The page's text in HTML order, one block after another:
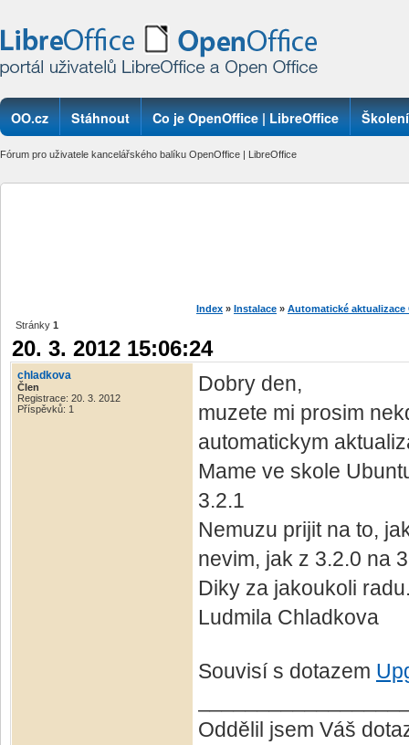
OO.cz Stáhnout Co je OpenOffice | LibreOffice Školení
Fórum pro uživatele kancelářského balíku OpenOffice | LibreOffice
Index » Instalace » Automatické
Stránky 1
20. 3. 2012 15:06:24
chladkova
Člen
Registrace: 20. 3. 2012
Příspěvků: 1
Dobry den,
muzete mi prosim
automatickym
Mame ve skole
3.2.1
Nemuzu prijit na to,
nevim, jak z 3.2.0 na
Diky za jakoukoli
Ludmila Chladkova
Souvisí s dotazem
Oddělil jsem Váš